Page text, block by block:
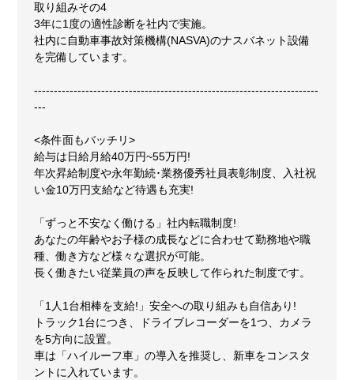
取り組みその4
3年に1度の適性診断を社内で実施。
社内に自動車事故対策機構(NASVA)のナスバネット設備
を完備しています。
------------------------------------------------------------------------
---
<条件面もバッチリ>
給与は日給月給40万円~55万円!
年次昇給制度や永年勤続･業務優秀社員表彰制度、入社祝
い金10万円支給など待遇も充実!
「ずっと不安なく働ける」社内転職制度!
あなたの年齢やお子様の成長などに合わせて勤務地や職
種、働き方など様々な選択が可能。
長く働きたい従業員の声を反映して作られた制度です。
「1人1台相棒を支給!」安全への取り組みも自信あり!
トラック1台につき、ドライブレコーダーを1つ、カメラ
を5方向に設置。
車は「ハイルーフ車」の導入を推奨し、新車をコンスタ
ントに入れています。